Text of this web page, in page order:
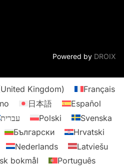
Powered by DROIX
Kingdom)
Français
日本語
Español
עברית Polski
Svenska
Български
Hrvatski
Nederlands
Latviešu
bokmål Português